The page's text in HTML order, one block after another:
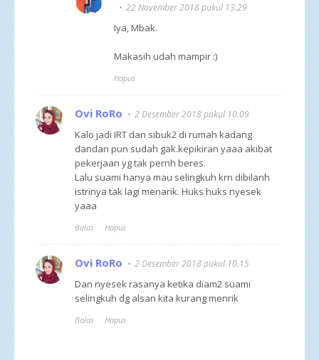
22 November 2018 pukul 13.29
Iya, Mbak.
Makasih udah mampir :)
Hapus
Ovi RoRo 2 Desember 2018 pukul 10.09
Kalo jadi IRT dan sibuk2 di rumah kadang
dandan pun sudah gak.kepikiran yaaa akibat
pekerjaan yg tak pernh beres.
Lalu suami hanya mau selingkuh krn dibilanh
istrinya tak lagi menarik. Huks huks nyesek
yaaa
Balas Hapus
Ovi RoRo 2 Desember 2018 pukul 10.15
Dan nyesek rasanya ketika diam2 suami
selingkuh dg alsan kita kurang menrik
Balas Hapus